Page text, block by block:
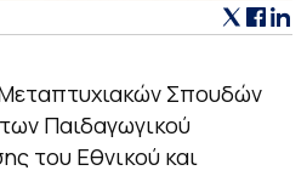
Σπουδών
Παιδαγωγικού
του Εθνικού και